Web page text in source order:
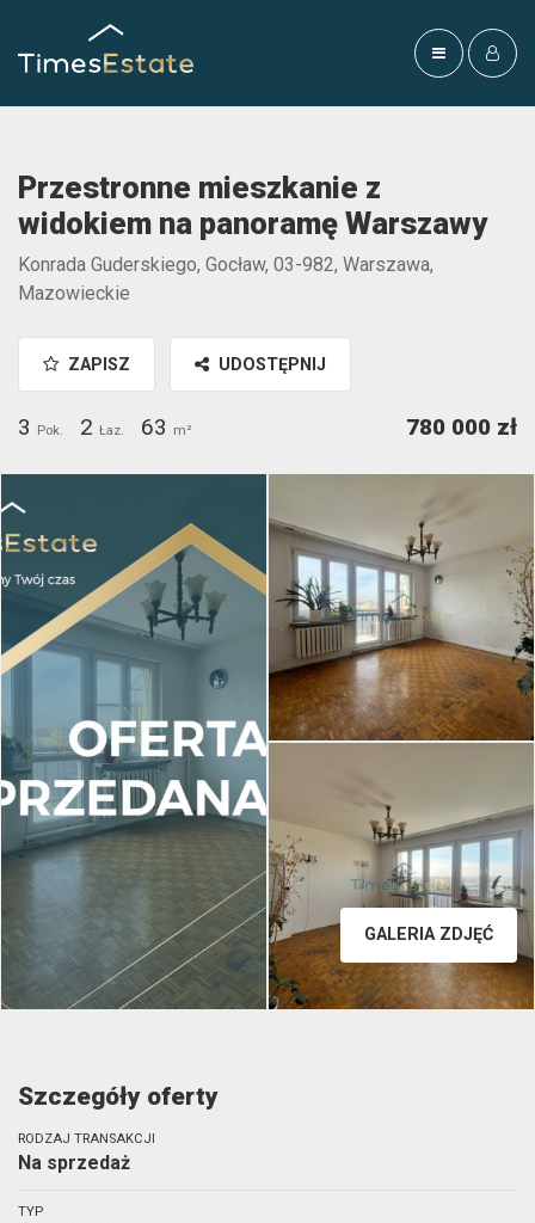
Przestronne mieszkanie z
widokiem na panoramę Warszawy
Konrada Guderskiego, Gocław, 03-982, Warszawa,
Mazowieckie
ZAPISZ UDOSTĘPNIJ
3 Pok. 2 Łaz. 63 m² 780 000 zł
GALERIA ZDJĘĆ
Szczegóły oferty
RODZAJ TRANSAKCJI
Na sprzedaż
TYP